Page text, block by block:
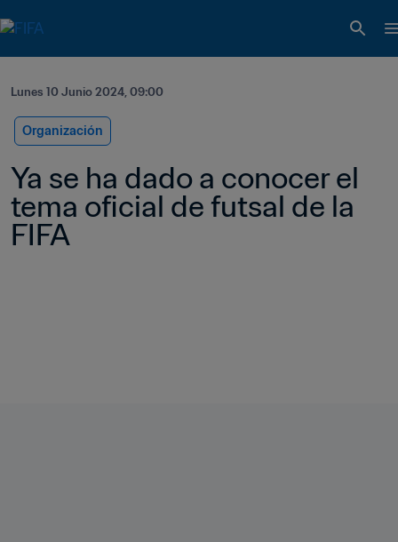
Lunes 10 Junio 2024, 09:00
Organización
Ya se ha dado a conocer el
tema oficial de futsal de la
FIFA